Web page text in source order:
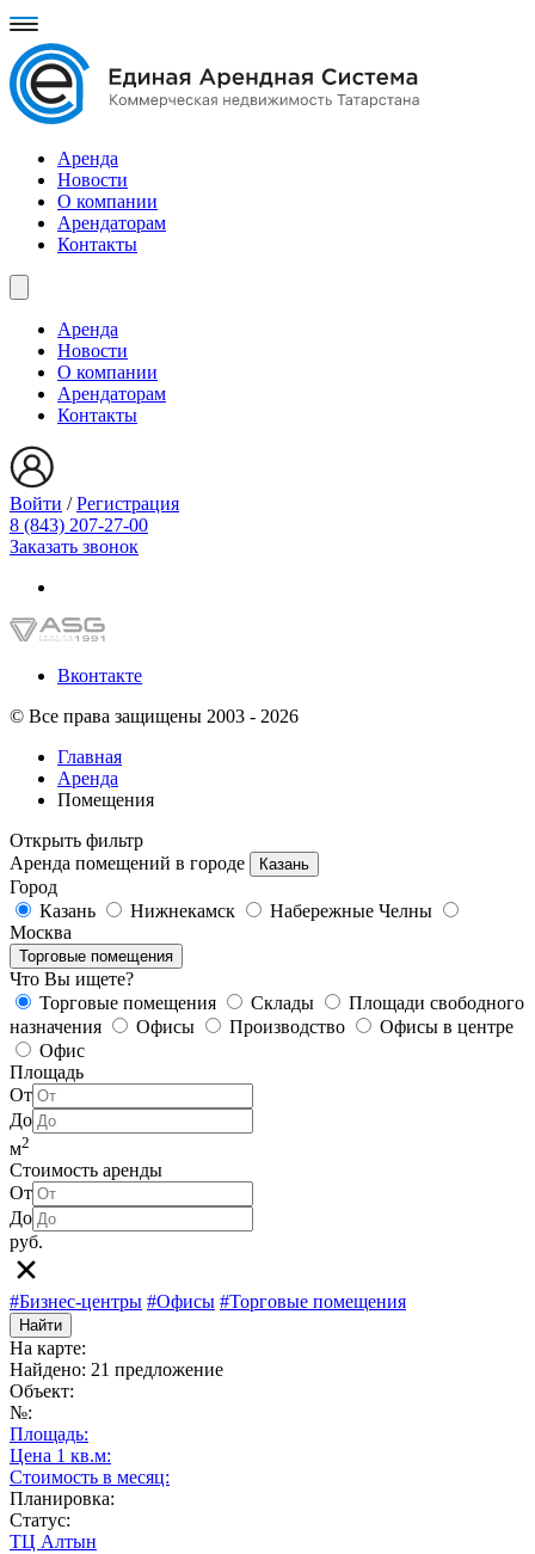
Аренда
Новости
О компании
Арендаторам
Контакты
Аренда
Новости
О компании
Арендаторам
Контакты
Войти /Регистрация
8 (843) 207-27-00
Заказать звонок
Вконтакте
© Все права защищены 2003 - 2026
Главная
Аренда
Помещения
Открыть фильтр
Аренда помещений в городе
Казань
Город
Казань
Нижнекамск
Набережные Челны
Москва
Торговые помещения
Что Вы ищете?
Торговые помещения
Склады
Площади свободного
назначения
Офисы Производство
Офисы в центре
Офис
Площадь
От
До
м2
Стоимость аренды
От
До
руб.
#Бизнес-центры #Офисы #Торговые помещения
Найти
На карте:
Найдено: 21 предложение
Объект:
№:
Площадь:
Цена 1 кв.м:
Стоимость в месяц:
Планировка:
Статус:
ТЦ Алтын